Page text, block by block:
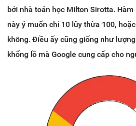
bởi nhà toán học Milton Sirotta.
này ý muốn chỉ 10 lũy thừa 100,
không. Điều ấy cũng giống như
khổng lồ mà Google cung cấp cho